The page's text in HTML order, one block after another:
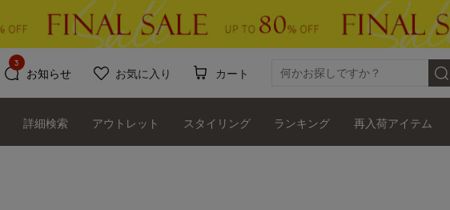
お知らせ
3
お気に入り カート
詳細検索 アウトレット スタイリング ランキング 再入荷アイテム